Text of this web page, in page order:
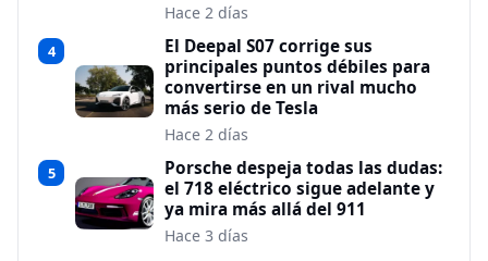
Hace 2 días
4
El Deepal S07 corrige sus
principales puntos débiles para
convertirse en un rival mucho
más serio de Tesla
Hace 2 días
5
Porsche despeja todas las dudas:
el 718 eléctrico sigue adelante y
ya mira más allá del 911
Hace 3 días